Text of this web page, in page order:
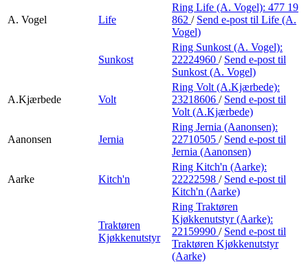
A. Vogel Life
Ring Life (A. Vogel): 477 19
862 / Send e-post til Life (A.
Vogel)
Sunkost
Ring Sunkost (A. Vogel):
22224960 / Send e-post til
Sunkost (A. Vogel)
A.Kjærbede Volt
Ring Volt (A.Kjærbede):
23218606 / Send e-post til
Volt (A.Kjærbede)
Aanonsen Jernia
Ring Jernia (Aanonsen):
22710505 / Send e-post til
Jernia (Aanonsen)
Aarke Kitch'n
Ring Kitch'n (Aarke):
22222598 / Send e-post til
Kitch'n (Aarke)
Traktøren
Kjøkkenutstyr
Ring Traktøren
Kjøkkenutstyr (Aarke):
22159990 / Send e-post til
Traktøren Kjøkkenutstyr
(Aarke)